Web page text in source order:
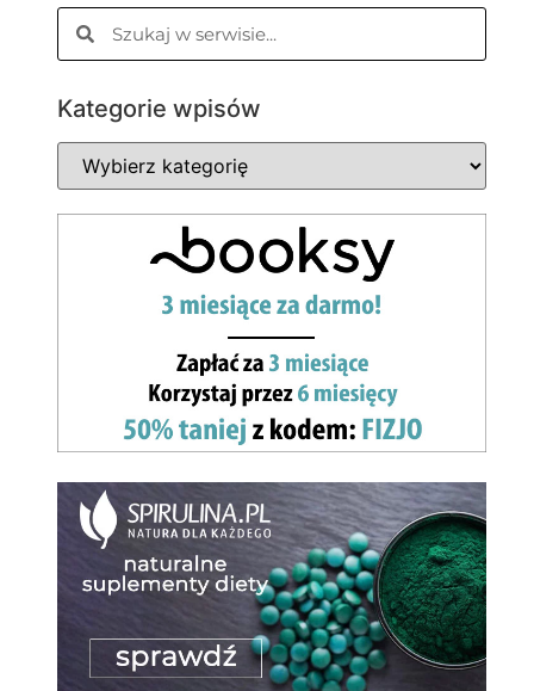
Kategorie wpisów